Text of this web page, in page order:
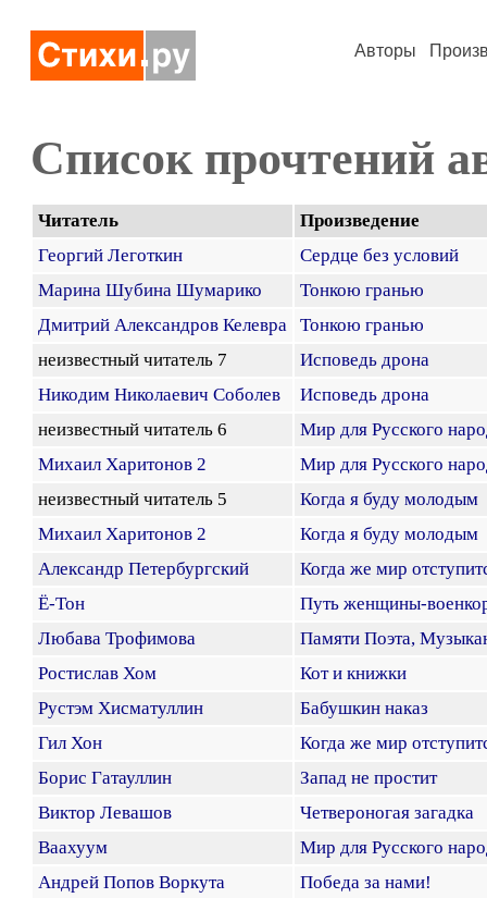
Авторы
Список прочтений
Читатель
Произведение
Георгий Леготкин
Сердце без условий
Марина Шубина Шумарико
Тонкою гранью
Дмитрий Александров Келевра
Тонкою гранью
неизвестный читатель 7
Исповедь дрона
Никодим Николаевич Соболев
Исповедь дрона
неизвестный читатель 6
Мир для Русского
Михаил Харитонов 2
Мир для Русского
неизвестный читатель 5
Когда я буду молодым
Михаил Харитонов 2
Когда я буду молодым
Александр Петербургский
Когда же мир
Ё-Тон
Путь женщины-
Любава Трофимова
Памяти Поэта,
Ростислав Хом
Кот и книжки
Рустэм Хисматуллин
Бабушкин наказ
Гил Хон
Когда же мир
Борис Гатауллин
Запад не простит
Виктор Левашов
Четвероногая загадка
Ваахуум
Мир для Русского
Андрей Попов Воркута
Победа за нами!